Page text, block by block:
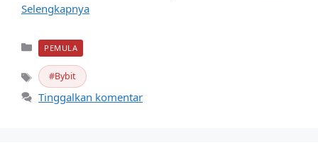
Selengkapnya
Kategori
PEMULA
Tag Bybit
Tinggalkan komentar